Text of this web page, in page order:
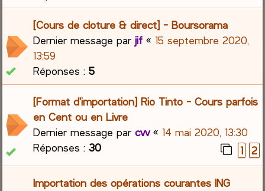
[Cours de cloture & direct] - Boursorama
Dernier message parjif « 15 septembre 2020,
13:59
Réponses :5
[Format d'importation] Rio Tinto - Cours parfois
en Cent ou en Livre
Dernier message parcvv« 14 mai 2020, 13:30
Réponses :30 1 2
Importation des opérations courantes ING